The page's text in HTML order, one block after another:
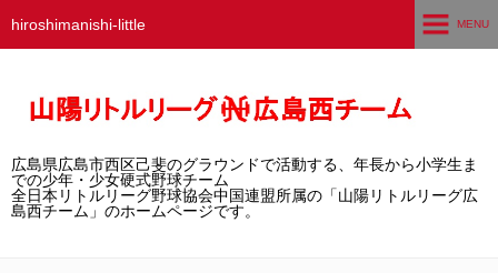
hiroshimanishi-little
広島県広島市西区己斐のグラウンドで活動する、年長から小学生ま
での少年・少女硬式野球チーム
全日本リトルリーグ野球協会中国連盟所属の「山陽リトルリーグ広
島西チーム」のホームページです。
MENU
広島西チームとは
選手募集／体験・見学